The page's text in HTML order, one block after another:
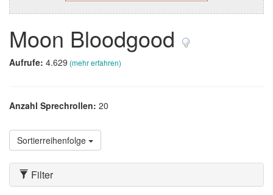
Moon Bloodgood
Aufrufe: 4.629 (mehr erfahren)
Anzahl Sprechrollen: 20
Sortierreihenfolge
Filter